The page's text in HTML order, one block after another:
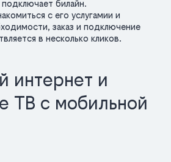
билайн.
с его услугамии и
заказ и подключение
в несколько кликов.
интернет и
ТВ с мобильной